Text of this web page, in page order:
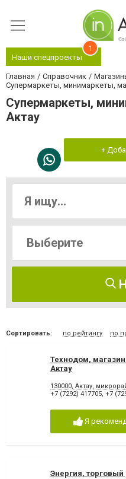
Наши спецпроекты
1
Главная Справочник
Супермаркеты, минимаркеты,
Супермаркеты,
Актау
+
Сортировать: по рейтингу по
Технодом,
Актау
130000, Актау,
+7 (7292) 417705, +7
Я
Энергия,